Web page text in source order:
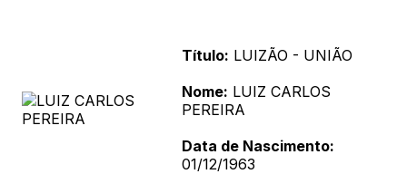
Título: LUIZÃO - UNIÃO
Nome: LUIZ CARLOS
PEREIRA
Data de Nascimento:
01/12/1963